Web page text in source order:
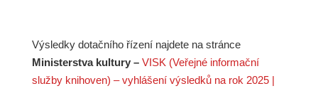
Výsledky dotačního řízení najdete na stránce
Ministerstva kultury – VISK (Veřejné informační
služby knihoven) – vyhlášení výsledků na rok 2025 |